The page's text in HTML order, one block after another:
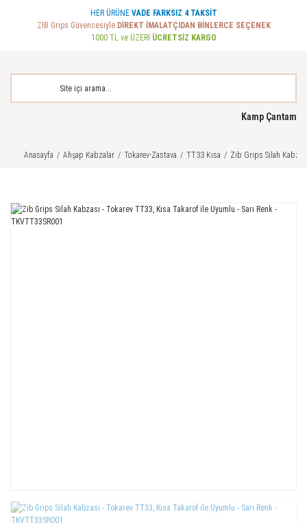
HER ÜRÜNE VADE FARKSIZ 4 TAKSİT
ZİB Grips Güvencesiyle DİREKT İMALATÇIDAN BİNLERCE SEÇENEK
1000 TL ve ÜZERİ ÜCRETSİZ KARGO
Kamp Çantam
Anasayfa Ahşap Kabzalar Tokarev-Zastava TT33 Kısa Zib Grips Silah